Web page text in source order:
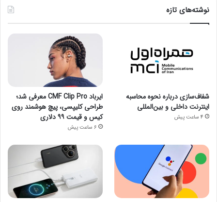
نوشته‌های تازه
شفاف‌سازی درباره نحوه محاسبه
اینترنت داخلی و بین‌المللی
4 ساعت پیش
ایرباد CMF Clip Pro معرفی شد؛
طراحی کلیپسی، پیچ هوشمند روی
کیس و قیمت ۹۹ دلاری
6 ساعت پیش